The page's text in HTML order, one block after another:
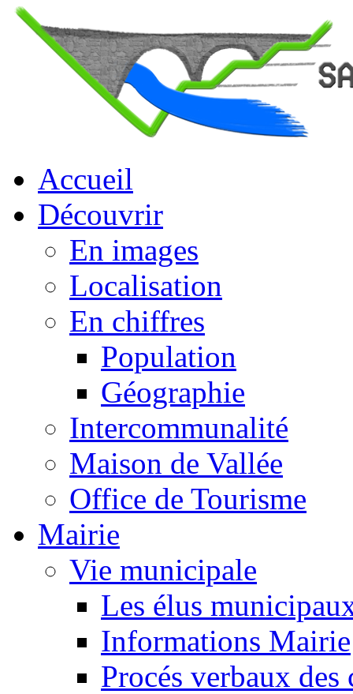
Accueil
Découvrir
En images
Localisation
En chiffres
Population
Géographie
Intercommunalité
Maison de Vallée
Office de Tourisme
Mairie
Vie municipale
Les élus
Informations Mairie
Procés verbaux